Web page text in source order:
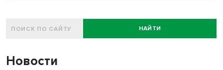
НАЙТИ
Новости